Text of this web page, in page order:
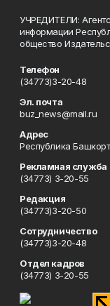
УЧРЕДИТЕЛИ:
информации
общество
Телефон
(34773)3-20-48
Эл. почта
buz_news@mail.ru
Адрес
Республика
Рекламная служба
(34773) 3-20-55
Редакция
(34773)3-20-50
Сотрудничество
(34773)3-20-48
Отдел кадров
(34773) 3-20-55